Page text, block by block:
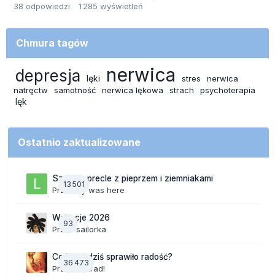
38 odpowiedzi 1 285 wyświetleń
Chmura tagów
depresja lęki nerwica stres
nerwica
natręctw
samotność nerwica lękowa strach psychoterapia
lęk
Ostatnio zaktualizowane
13 501
Szalone precle z pieprzem i ziemniakami
Przez lily was here
93
Wakacje 2026
Przez sailorka
36 473
Co Wam dziś sprawiło radość?
Przez Konrad!